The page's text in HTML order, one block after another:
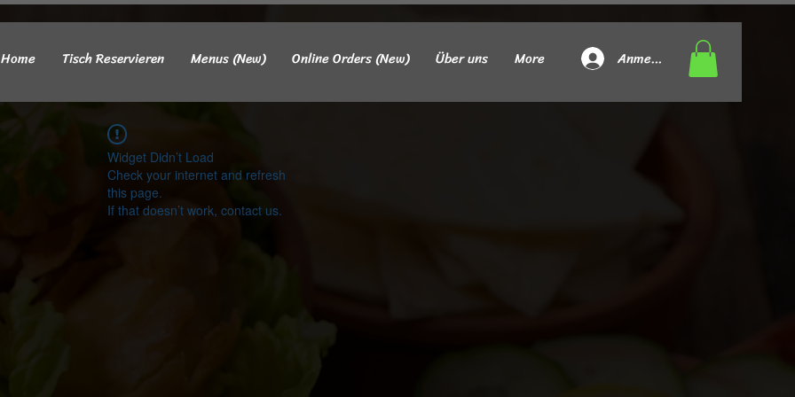
Home Tisch Reservieren Menus (New) Online Orders (New) Über uns More Anmelden
Widget Didn’t Load
Check your internet and refresh
this page.
If that doesn’t work, contact us.